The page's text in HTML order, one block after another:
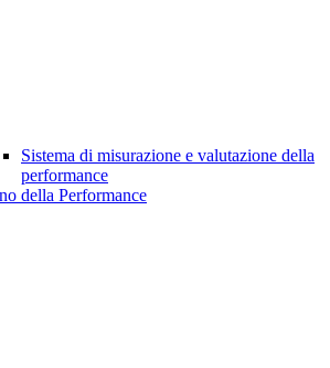
Sistema di misurazione e valutazione della
performance
della Performance